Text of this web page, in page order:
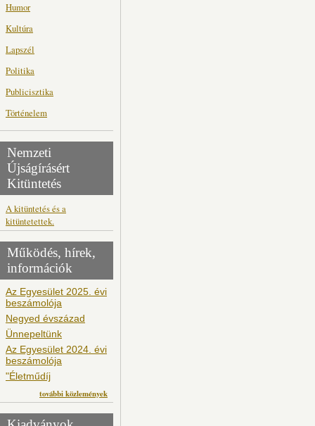
Humor
Kultúra
Lapszél
Politika
Publicisztika
Történelem
Nemzeti
Újságírásért
Kitüntetés
A kitüntetés és a
kitüntetettek.
Működés, hírek,
információk
Az Egyesület 2025. évi
beszámolója
Negyed évszázad
Ünnepeltünk
Az Egyesület 2024. évi
beszámolója
"Életműdíj
további közlemények